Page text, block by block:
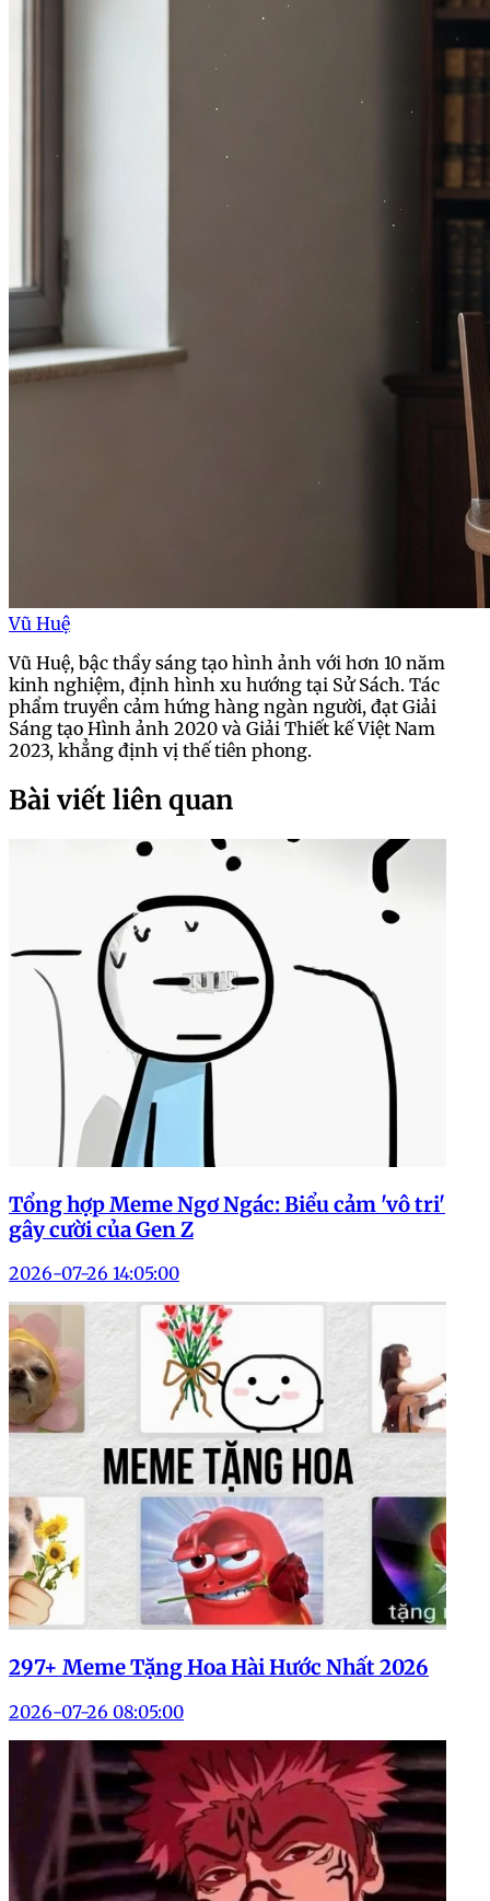
Vũ Huệ
Vũ Huệ, bậc thầy sáng tạo hình ảnh với hơn 10 năm
kinh nghiệm, định hình xu hướng tại Sử Sách. Tác
phẩm truyền cảm hứng hàng ngàn người, đạt Giải
Sáng tạo Hình ảnh 2020 và Giải Thiết kế Việt Nam
2023, khẳng định vị thế tiên phong.
Bài viết liên quan
Tổng hợp Meme Ngơ Ngác: Biểu cảm 'vô tri'
gây cười của Gen Z
2026-07-26 14:05:00
297+ Meme Tặng Hoa Hài Hước Nhất 2026
2026-07-26 08:05:00